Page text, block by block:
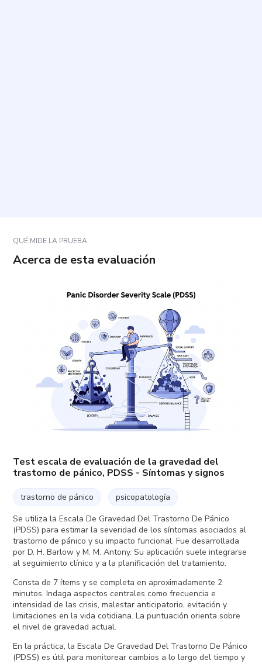
QUÉ MIDE LA PRUEBA
Acerca de esta evaluación
Test escala de evaluación de la gravedad del
trastorno de pánico, PDSS - Síntomas y signos
trastorno de pánico
psicopatología
Se utiliza la Escala De Gravedad Del Trastorno De Pánico
(PDSS) para estimar la severidad de los síntomas asociados al
trastorno de pánico y su impacto funcional. Fue desarrollada
por D. H. Barlow y M. M. Antony. Su aplicación suele integrarse
al seguimiento clínico y a la planificación del tratamiento.
Consta de 7 ítems y se completa en aproximadamente 2
minutos. Indaga aspectos centrales como frecuencia e
intensidad de las crisis, malestar anticipatorio, evitación y
limitaciones en la vida cotidiana. La puntuación orienta sobre
el nivel de gravedad actual.
En la práctica, la Escala De Gravedad Del Trastorno De Pánico
(PDSS) es útil para monitorear cambios a lo largo del tiempo y